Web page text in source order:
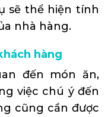
sẽ thể hiện tính
nhà hàng.
hàng
đến món ăn,
việc chú ý đến
cũng cần được